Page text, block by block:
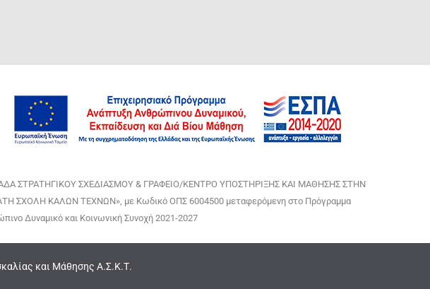
ΣΤΡΑΤΗΓΙΚΟΥ ΣΧΕΔΙΑΣΜΟΥ & ΓΡΑΦΕΙΟ/ΚΕΝΤΡΟ ΥΠΟΣΤΗΡΙΞΗΣ ΚΑΙ ΜΑΘΗΣΗΣ ΣΤΗΝ
ΣΧΟΛΗ ΚΑΛΩΝ ΤΕΧΝΩΝ», με Κωδικό ΟΠΣ 6004500 μεταφερόμενη στο Πρόγραμμα
Δυναμικό και Κοινωνική Συνοχή 2021-2027
και Μάθησης Α.Σ.Κ.Τ.